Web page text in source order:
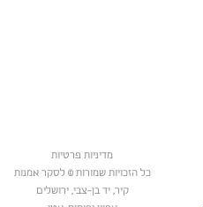
מדיניות פרטיות
כל הזכויות שמורות © לסקר אמנות
קיר, יד בן-צבי, ירושלים